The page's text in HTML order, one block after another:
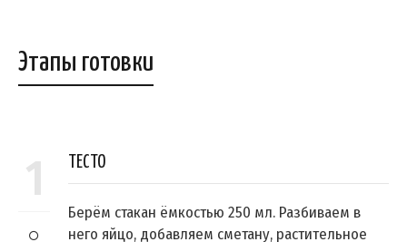
Этапы готовки
1 ТЕСТО
Берём стакан ёмкостью 250 мл. Разбиваем в
него яйцо, добавляем сметану, растительное